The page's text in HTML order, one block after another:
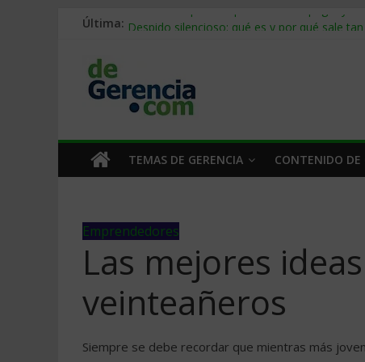
Última: Stablecoins para empresas: cómo pagar y
Trabajo forzoso en la cadena de suministro:
Mercado hispano de EE. UU.: cómo
TEMAS DE GERENCIA CONTENIDO DE
Emprendedores
Las mejores
veinteañeros
Siempre se debe recordar que mientras más